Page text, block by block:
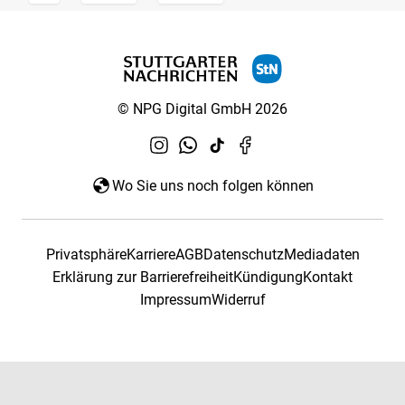
© NPG Digital GmbH 2026
Wo Sie uns noch folgen können
PrivatsphäreKarriereAGBDatenschutzMediadaten
Erklärung zur BarrierefreiheitKündigungKontakt
ImpressumWiderruf